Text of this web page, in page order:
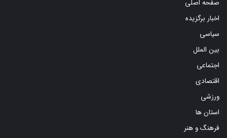
اخبار برگزیده
سیاسی
بین الملل
اجتماعی
اقتصادی
ورزشی
استان ها
فرهنگ و هنر
درباره ما